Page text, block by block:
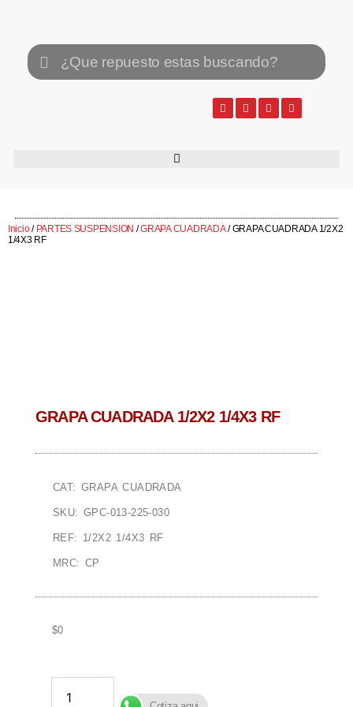
Inicio/ PARTES SUSPENSION /GRAPA CUADRADA/ GRAPA CUADRADA 1/2X2
1/4X3 RF
GRAPA CUADRADA 1/2X2 1/4X3 RF
CAT: GRAPA CUADRADA
SKU: GPC-013-225-030
REF: 1/2X2 1/4X3 RF
MRC: CP
$0